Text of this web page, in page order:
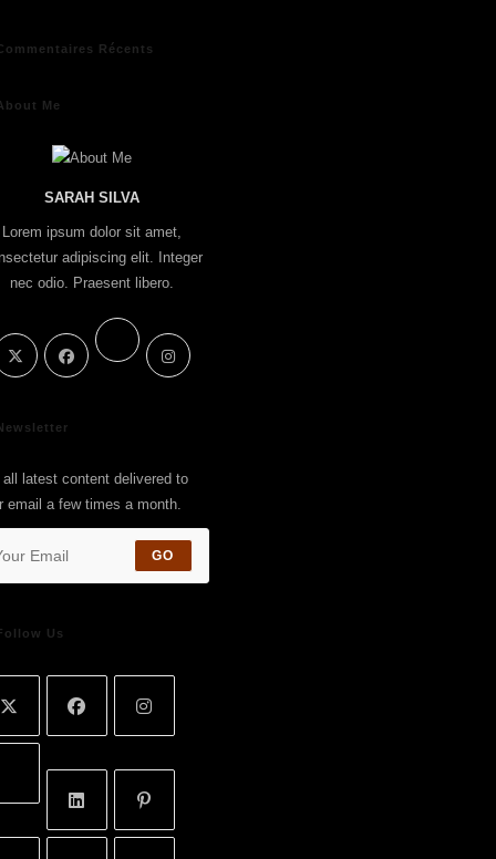
Récents
Me
SARAH SILVA
Lorem ipsum dolor sit amet,
adipiscing elit. Integer
nec odio. Praesent libero.
all latest content delivered to
email a few times a month.
GO
Us